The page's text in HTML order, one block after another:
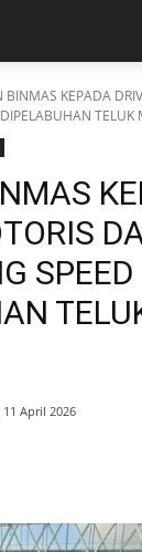
BINMAS KEPADA
TELUK
April 2026